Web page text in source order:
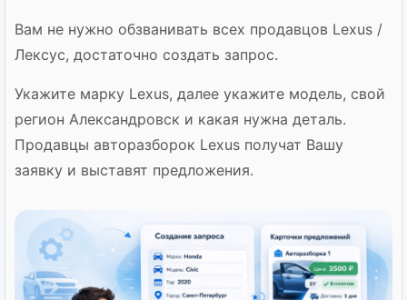
Вам не нужно обзванивать всех продавцов Lexus /
Лексус, достаточно создать запрос.
Укажите марку Lexus, далее укажите модель, свой
регион Александровск и какая нужна деталь.
Продавцы авторазборок Lexus получат Вашу
заявку и выставят предложения.